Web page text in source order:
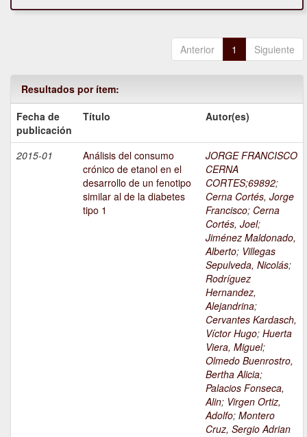
Anterior 1 Siguiente
Resultados por ítem:
Fecha de
publicación
Título Autor(es)
2015-01
Análisis del consumo
crónico de etanol en el
desarrollo de un fenotipo
similar al de la diabetes
tipo 1
JORGE FRANCISCO
CERNA
CORTES;69892;
Cerna Cortés, Jorge
Francisco; Cerna
Cortés, Joel;
Jiménez Maldonado,
Alberto; Villegas
Sepulveda, Nicolás;
Rodríguez
Hernandez,
Alejandrina;
Cervantes Kardasch,
Víctor Hugo; Huerta
Viera, Miguel;
Olmedo Buenrostro,
Bertha Alicia;
Palacios Fonseca,
Alin; Virgen Ortiz,
Adolfo; Montero
Cruz, Sergio Adrian